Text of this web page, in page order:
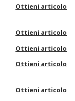
Ottieni articolo
Ottieni articolo
Ottieni articolo
Ottieni articolo
Ottieni articolo